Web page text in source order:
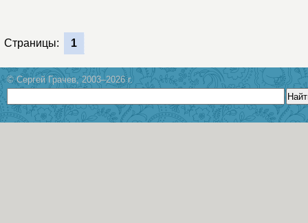
Страницы: 1
© Сергей Грачев, 2003–2026 г.